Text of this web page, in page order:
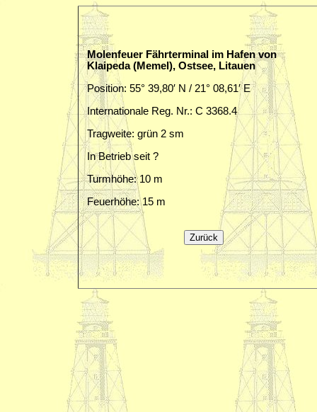
Molenfeuer Fährterminal im Hafen von
Klaipeda (Memel), Ostsee, Litauen
Position: 55° 39,80′ N / 21° 08,61′ E
Internationale Reg. Nr.: C 3368.4
Tragweite: grün 2 sm
In Betrieb seit ?
Turmhöhe: 10 m
Feuerhöhe: 15 m